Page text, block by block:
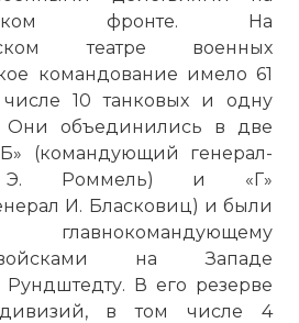
фронте. На
театре военных
командование имело 61
10 танковых и одну
Они объединились в две
(командующий генерал-
Э. Роммель) и «Г»
И. Бласковиц) и были
на Западе
В его резерве
дивизий, в том числе 4